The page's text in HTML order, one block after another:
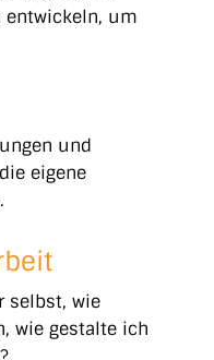
entwickeln, um
und
eigene
selbst, wie
wie gestalte ich